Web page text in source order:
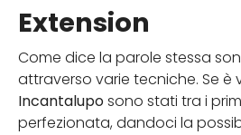
Extension
Come dice la parole stessa
attraverso varie tecniche. Se
Incantaluposono stati tra i
perfezionata, dandoci la